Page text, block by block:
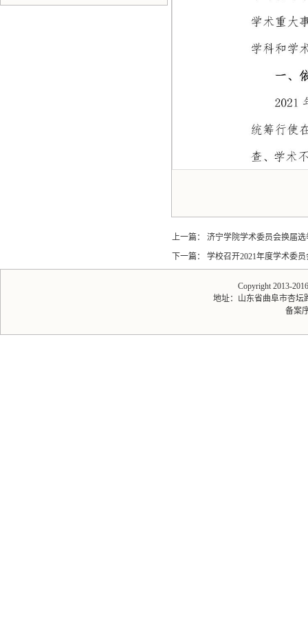
上一篇：
济宁学院学术委员会换届
下一篇：
学校召开2021年度学术委
Copyright 2013-
地址：山东省曲阜市杏坛
备案